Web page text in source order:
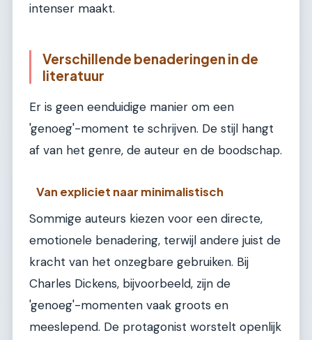
intenser maakt.
Verschillende benaderingen in de
literatuur
Er is geen eenduidige manier om een
'genoeg'-moment te schrijven. De stijl hangt
af van het genre, de auteur en de boodschap.
Van expliciet naar minimalistisch
Sommige auteurs kiezen voor een directe,
emotionele benadering, terwijl andere juist de
kracht van het onzegbare gebruiken. Bij
Charles Dickens, bijvoorbeeld, zijn de
'genoeg'-momenten vaak groots en
meeslepend. De protagonist worstelt openlijk